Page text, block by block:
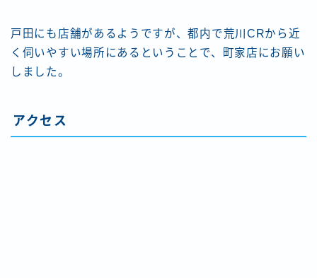
戸田にも店舗があるようですが、都内で荒川CRから近
く伺いやすい場所にあるということで、町家店にお願い
しました。
アクセス